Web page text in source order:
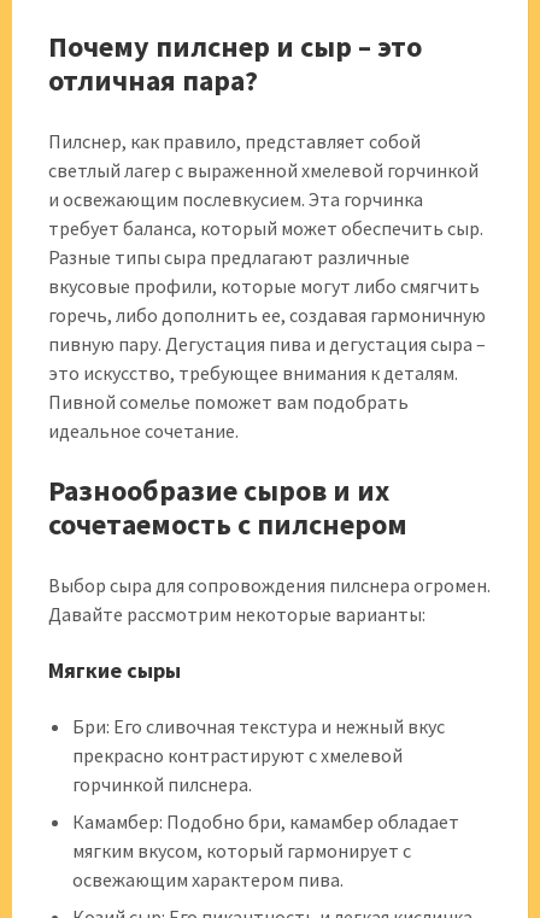
Почему пилснер и сыр – это
отличная пара?
Пилснер, как правило, представляет собой
светлый лагер с выраженной хмелевой горчинкой
и освежающим послевкусием. Эта горчинка
требует баланса, который может обеспечить сыр.
Разные типы сыра предлагают различные
вкусовые профили, которые могут либо смягчить
горечь, либо дополнить ее, создавая гармоничную
пивную пару. Дегустация пива и дегустация сыра –
это искусство, требующее внимания к деталям.
Пивной сомелье поможет вам подобрать
идеальное сочетание.
Разнообразие сыров и их
сочетаемость с пилснером
Выбор сыра для сопровождения пилснера огромен.
Давайте рассмотрим некоторые варианты:
Мягкие сыры
Бри: Его сливочная текстура и нежный вкус
прекрасно контрастируют с хмелевой
горчинкой пилснера.
Камамбер: Подобно бри, камамбер обладает
мягким вкусом, который гармонирует с
освежающим характером пива.